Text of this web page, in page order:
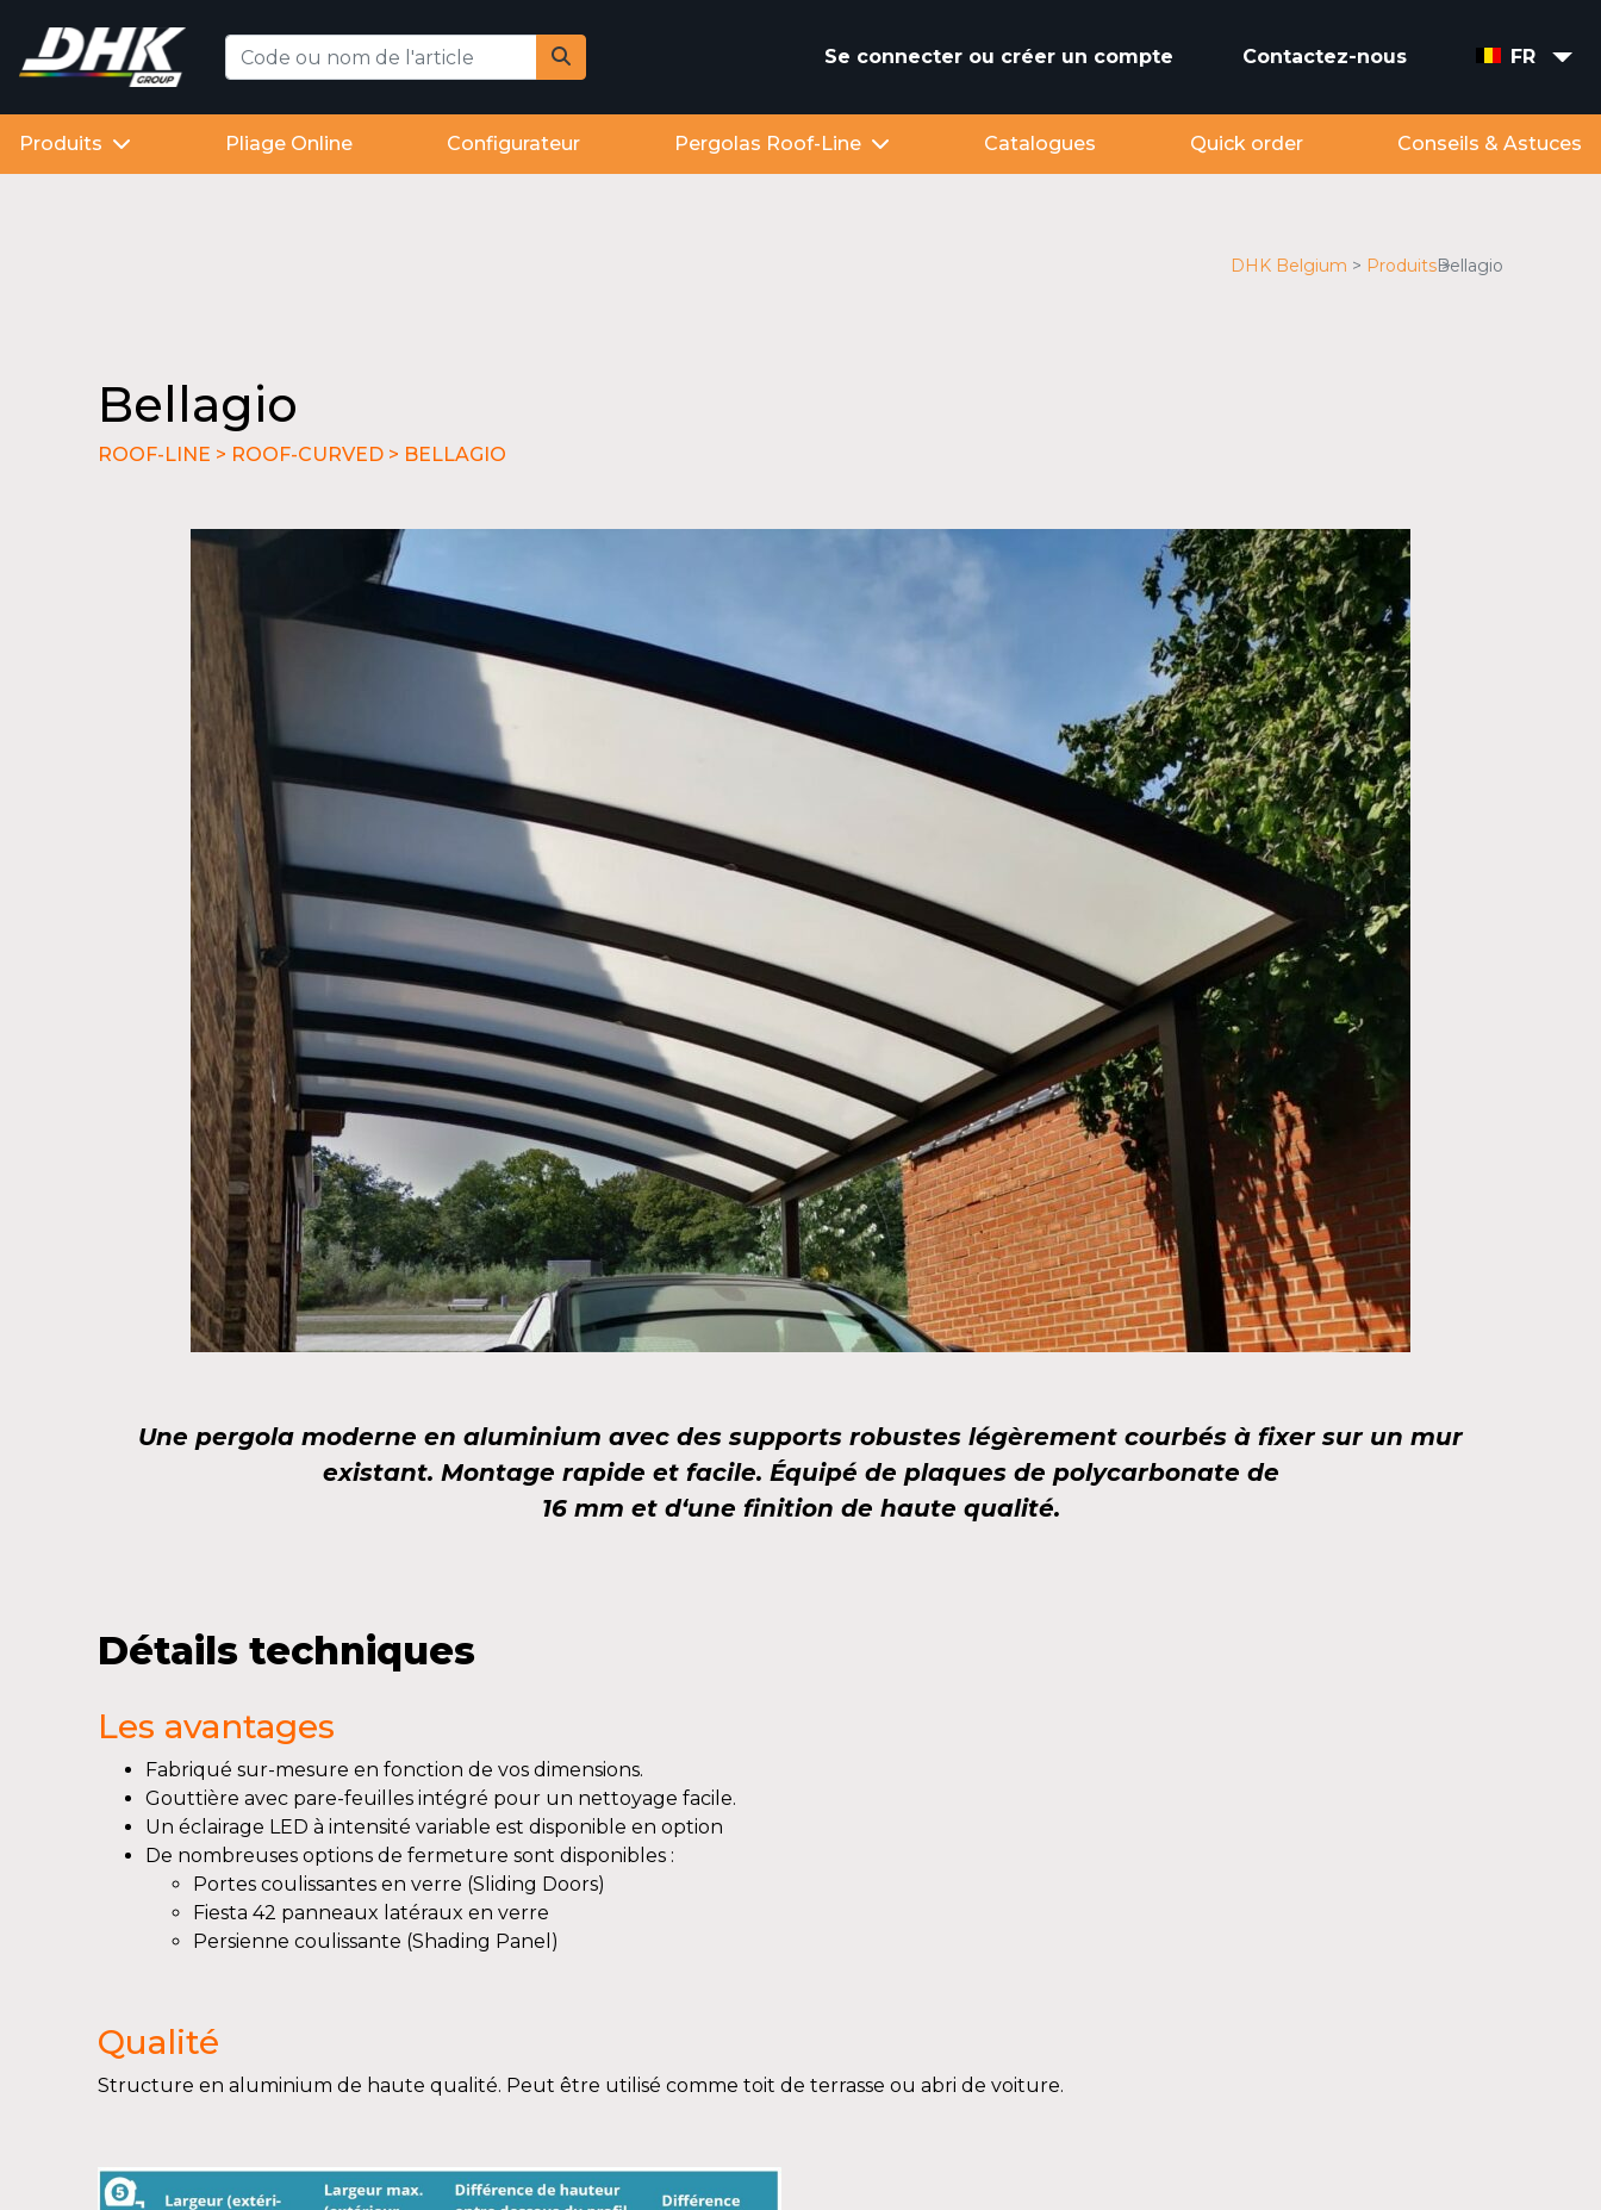
Se connecter ou créer un compte Contactez-nous FR
Produits Pliage Online Configurateur Pergolas Roof-Line Catalogues Quick order Conseils & Astuces
DHK Belgium ProduitsBellagio
Bellagio
ROOF-LINE > ROOF-CURVED > BELLAGIO
Une pergola moderne en aluminium avec des supports robustes légèrement courbés à fixer sur un mur
existant. Montage rapide et facile. Équipé de plaques de polycarbonate de
16 mm et d‘une finition de haute qualité.
Détails techniques
Les avantages
Fabriqué sur-mesure en fonction de vos dimensions.
Gouttière avec pare-feuilles intégré pour un nettoyage facile.
Un éclairage LED à intensité variable est disponible en option
De nombreuses options de fermeture sont disponibles :
Portes coulissantes en verre (Sliding Doors)
Fiesta 42 panneaux latéraux en verre
Persienne coulissante (Shading Panel)
Qualité
Structure en aluminium de haute qualité. Peut être utilisé comme toit de terrasse ou abri de voiture.